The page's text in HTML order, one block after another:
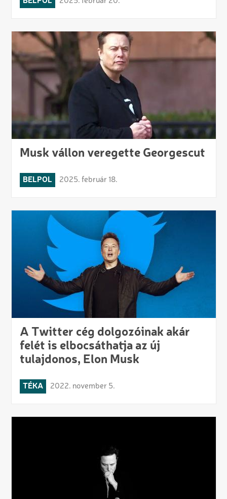
Musk vállon veregette Georgescut
BELPOL 2025. február 18.
A Twitter cég dolgozóinak akár
felét is elbocsáthatja az új
tulajdonos, Elon Musk
TÉKA 2022. november 5.